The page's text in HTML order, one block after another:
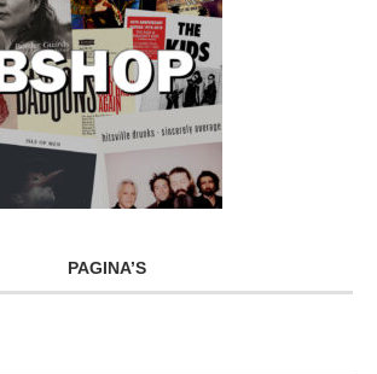
PAGINA’S